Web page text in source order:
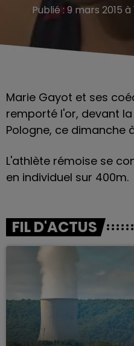
Publié : 9 mars 2015
Marie Gayot et ses
remporté l'or, devant
Pologne, ce dimanche
L'athlète rémoise se
en individuel sur 400m.
FIL D'ACTUS